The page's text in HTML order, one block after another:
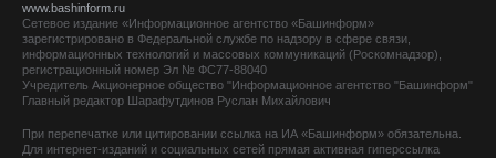
www.bashinform.ru
Сетевое издание «Информационное агентство «Башинформ»
зарегистрировано в Федеральной службе по надзору в сфере связи,
информационных технологий и массовых коммуникаций (Роскомнадзор),
регистрационный номер Эл № ФС77-88040
Учредитель Акционерное общество "Информационное агентство "Башинформ"
Главный редактор Шарафутдинов Руслан Михайлович
При перепечатке или цитировании ссылка на ИА «Башинформ» обязательна.
Для интернет-изданий и социальных сетей прямая активная гиперссылка